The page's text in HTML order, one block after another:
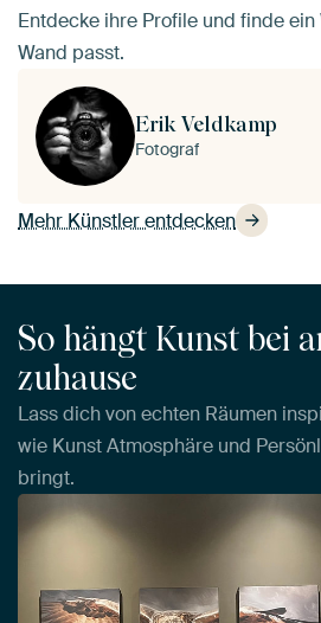
Entdecke ihre Profile und finde
Wand passt.
Mehr Künstler entdecken
Erik Veldkamp
Fotograf
So hängt Kunst bei
zuhause
Lass dich von echten Räumen
wie Kunst Atmosphäre und
bringt.